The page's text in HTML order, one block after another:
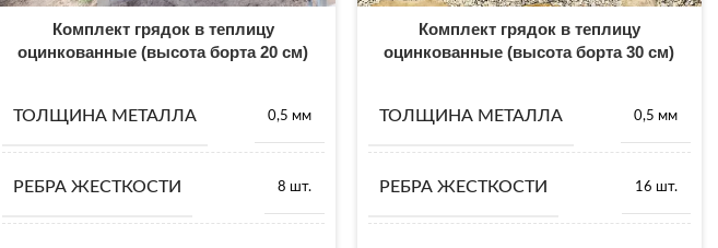
Комплект грядок в теплицу
оцинкованные (высота борта 20 см)
ТОЛЩИНА МЕТАЛЛА 0,5 мм
РЕБРА ЖЕСТКОСТИ 8 шт.
Комплект грядок в теплицу
оцинкованные (высота борта 30 см)
ТОЛЩИНА МЕТАЛЛА 0,5 мм
РЕБРА ЖЕСТКОСТИ 16 шт.